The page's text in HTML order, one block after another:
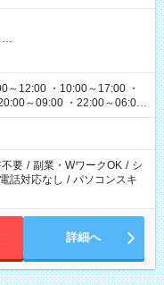
…
～12:00 ・10:00～17:00 ・
～09:00 ・22:00～06:00
不要 / 副業・WワークOK / シ
電話対応なし / パソコンスキ
詳細へ